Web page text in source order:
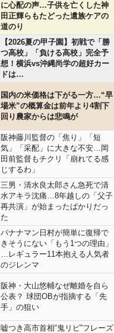
に心配の声…子供を亡くした神
田正輝らもたどった遺族ケアの
道のり
【2026夏の甲子園】初戦で「勝
つ高校」「負ける高校」完全予
想！横浜vs沖縄尚学の超好カー
ドは…
国内の米価格は下がる一方…“早
場米”の概算金は前年より4割下
回り農家からは悲鳴が
阪神藤川監督の「焦り」「短
気」「采配」に大きな不安…岡
田前監督もチクリ「崩れてる感
じするわ」
三男・清水良太郎さん急死で清
水アキラ沈痛…8年越しの「父子
再共演」が始まったばかりだっ
た
バナナマン日村が簡単に復帰で
きそうにない「もう1つの理由」
…レギュラー11本抱える人気者
のジレンマ
阪神・大山悠輔なぜ離婚を自ら
公表？ 球団OBが指摘する「先
手」の狙い
嘘つき高市首相“鬼リピ”フレーズ